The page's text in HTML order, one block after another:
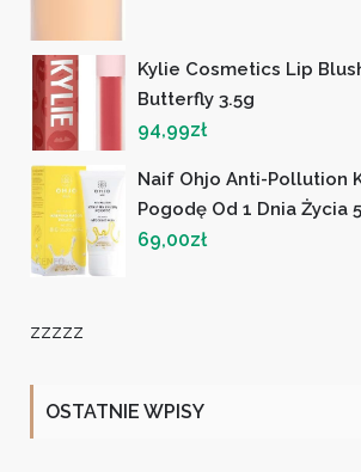
Kylie Cosmetics Lip
Butterfly 3.5g
94,99zł
Naif Ohjo Anti-Pollution
Pogodę Od 1 Dnia Życia
69,00zł
zzzzz
OSTATNIE WPISY